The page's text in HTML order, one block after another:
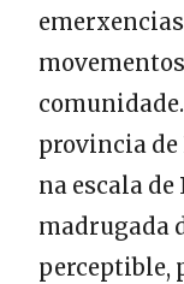
provincia de
na escala
madrugada
perceptible,